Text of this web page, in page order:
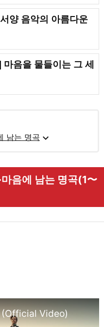
양 음악의 아름다운
음을 물들이는 그 세
남는 명곡 expand_more
음에 남는 명곡(1〜
Video)